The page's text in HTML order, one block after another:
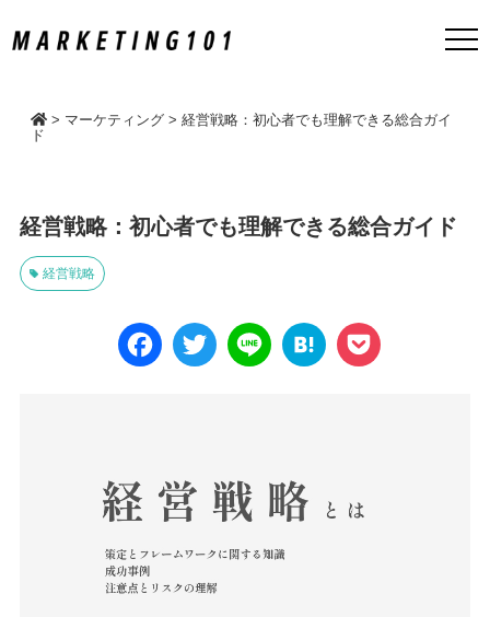
> マーケティング > 経営戦略：初心者でも理解できる総合ガイ
ド
経営戦略：初心者でも理解できる総合ガイド
経営戦略